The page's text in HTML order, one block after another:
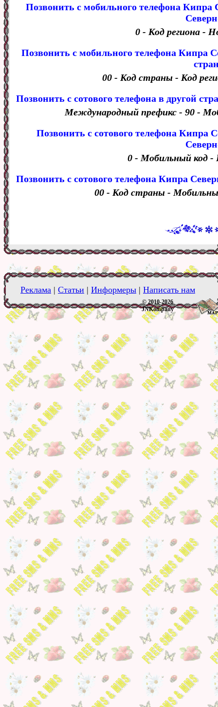
Позвонить с мобильного телефона Кипра
0 - Код региона -
Позвонить с мобильного телефона Кипра
00 - Код страны - Код
Позвонить с сотового телефона в другой
Международный префикс - 90 -
Позвонить с сотового телефона Кипра
0 - Мобильный код
Позвонить с сотового телефона Кипра
00 - Код страны -
Реклама | Статьи | Информеры | Написать нам
© 2010-2026
JNKompany